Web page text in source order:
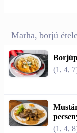
Marha, borjú
(1, 4,
(1, 4,